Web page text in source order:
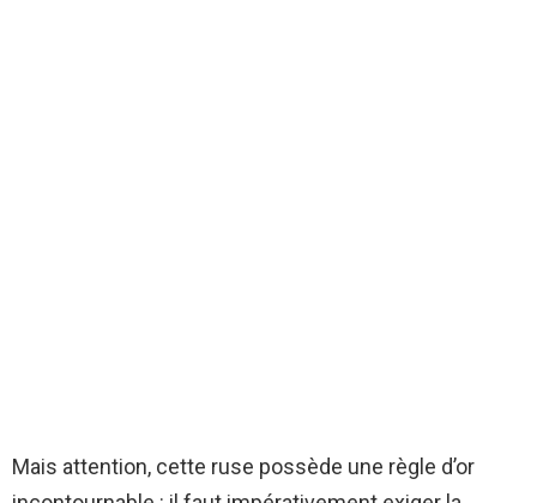
Mais attention, cette ruse possède une règle d’or